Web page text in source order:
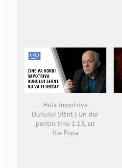
Hula împotriva
Duhului Sfânt | Un dar
pentru tine 1.13, cu
Ilie Popa